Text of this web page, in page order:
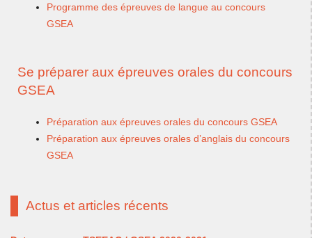
Programme des épreuves de langue au concours
GSEA
Se préparer aux épreuves orales du concours
GSEA
Préparation aux épreuves orales du concours GSEA
Préparation aux épreuves orales d’anglais du concours
GSEA
Actus et articles récents